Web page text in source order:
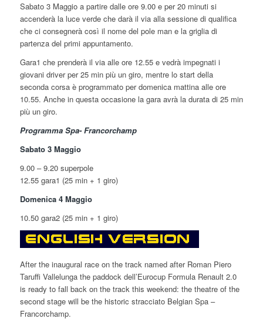
Sabato 3 Maggio a partire dalle ore 9.00 e per 20 minuti si
accenderà la luce verde che darà il via alla sessione di qualifica
che ci consegnerà così il nome del pole man e la griglia di
partenza del primi appuntamento.
Gara1 che prenderà il via alle ore 12.55 e vedrà impegnati i
giovani driver per 25 min più un giro, mentre lo start della
seconda corsa è programmato per domenica mattina alle ore
10.55. Anche in questa occasione la gara avrà la durata di 25 min
più un giro.
Programma Spa- Francorchamp
Sabato 3 Maggio
9.00 – 9.20 superpole
12.55 gara1 (25 min + 1 giro)
Domenica 4 Maggio
10.50 gara2 (25 min + 1 giro)
After the inaugural race on the track named after Roman Piero
Taruffi Vallelunga the paddock dell’Eurocup Formula Renault 2.0
is ready to fall back on the track this weekend: the theatre of the
second stage will be the historic stracciato Belgian Spa –
Francorchamp.